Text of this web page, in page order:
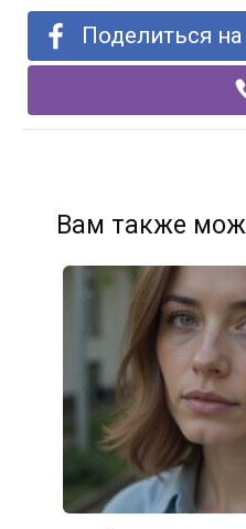
Поделиться
Вам также